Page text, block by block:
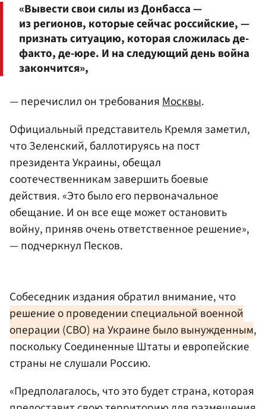
«Вывести свои силы из Донбасса —
из регионов, которые сейчас российские, —
признать ситуацию, которая сложилась де-
факто, де-юре. И на следующий день война
закончится»,
— перечислил он требованияМосквы.
Официальный представитель Кремля заметил,
что Зеленский, баллотируясь на пост
президента Украины, обещал
соотечественникам завершить боевые
действия. «Это было его первоначальное
обещание. И он все еще может остановить
войну, приняв очень ответственное решение»,
— подчеркнул Песков.
Собеседник издания обратил внимание, что
решение о проведении специальной военной
операции (СВО) на Украине было вынужденным,
поскольку Соединенные Штаты и европейские
страны не слушали Россию.
«Предполагалось, что это будет страна, которая